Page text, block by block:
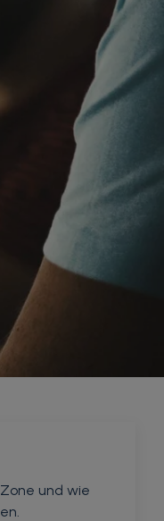
und wie